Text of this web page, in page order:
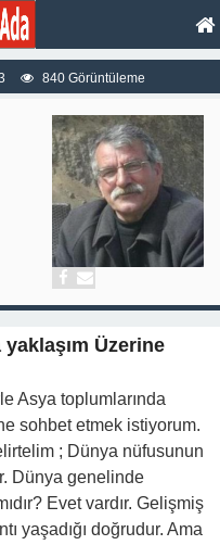
840 Görüntüleme
Üzerine
Asya toplumlarında
sohbet etmek istiyorum.
; Dünya nüfusunun
Dünya genelinde
Evet vardır. Gelişmiş
yaşadığı doğrudur. Ama